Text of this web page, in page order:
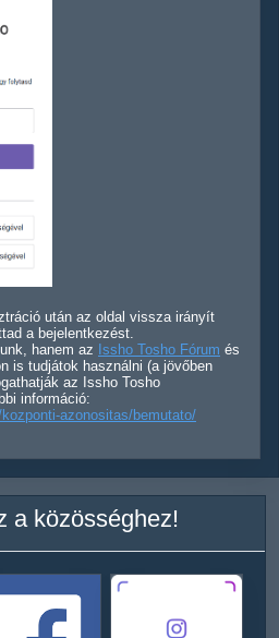
után az oldal vissza irányít
a bejelentkezést.
hanem az Issho Tosho Fórum és
is tudjátok használni (a jövőben
az Issho Tosho
információ:
azonositas/bemutato/
a közösséghez!